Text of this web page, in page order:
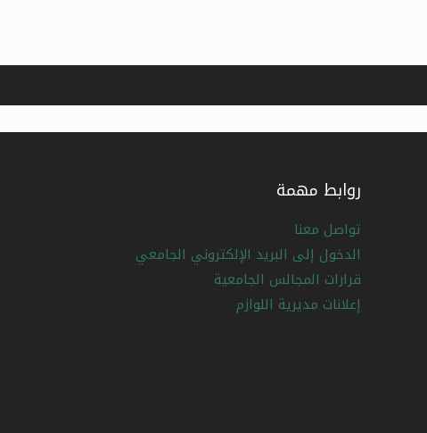
روابط مهمة
تواصل معنا
الدخول إلى البريد الإلكتروني الجامعي
قرارات المجالس الجامعية
إعلانات مديرية اللوازم